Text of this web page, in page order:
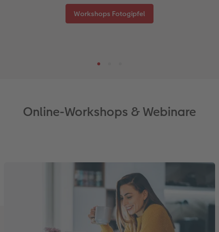
Workshops Fotogipfel
Online-Workshops & Webinare